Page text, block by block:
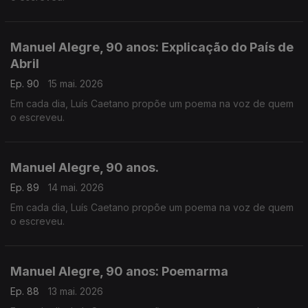
Manuel Alegre, 90 anos: Explicação do País de
Abril
Ep. 90
15 mai. 2026
Em cada dia, Luís Caetano propõe um poema na voz de quem
o escreveu.
Manuel Alegre, 90 anos.
Ep. 89
14 mai. 2026
Em cada dia, Luís Caetano propõe um poema na voz de quem
o escreveu.
Manuel Alegre, 90 anos: Poemarma
Ep. 88
13 mai. 2026